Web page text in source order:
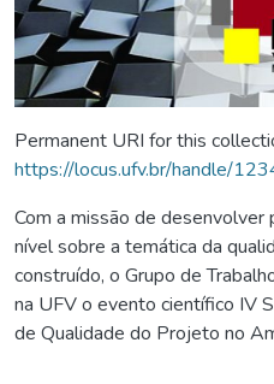
Permanent URI for this
https://locus.ufv.br/handle/
Com a missão de desenvolver
nível sobre a temática da
construído, o Grupo de
na UFV o evento científico IV
de Qualidade do Projeto no